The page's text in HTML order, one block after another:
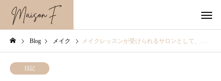
Blog メイク メイクレッスンが受けられるサロンとして、群馬のおすすめに選ばれました！
日記